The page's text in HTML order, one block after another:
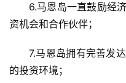
6.马恩岛一直鼓励经
资机会和合作伙伴；
7.马恩岛拥有完善发
的投资环境；